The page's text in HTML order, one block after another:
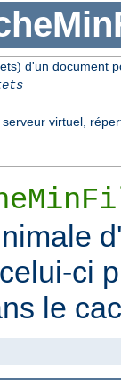
d'un document
virtuel,
ci
le